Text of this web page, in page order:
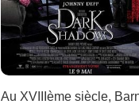
Au XVIIIème siècle,